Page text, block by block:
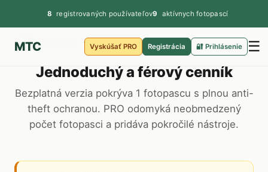
8 registrovaných používateľov9 aktívnych fotopascí
MTC Vyskúšať PRO Registrácia 🔐 Prihlásenie ☰
Hlavná
Jednoduchý a férový cenník
Bezplatná verzia pokrýva 1 fotopascu s plnou anti-
theft ochranou. PRO odomyká neobmedzený
počet fotopasci a pridáva pokročilé nástroje.